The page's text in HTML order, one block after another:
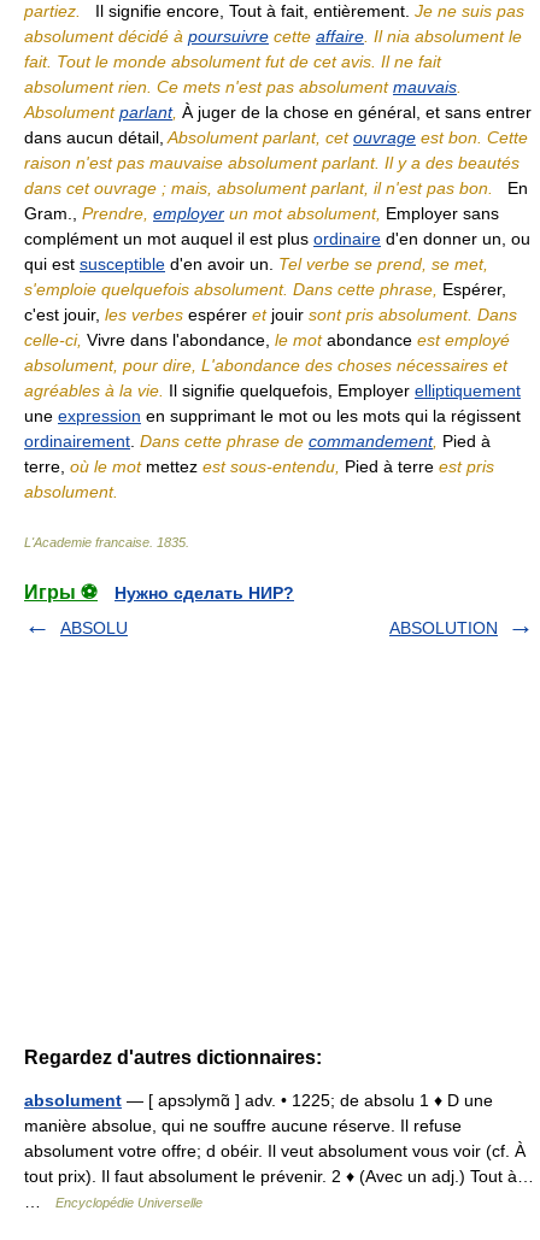
partiez.
Il signifie encore, Tout à fait, entièrement. Je ne suis pas
absolument décidé à poursuivre cette affaire . Il nia absolument le
fait. Tout le monde absolument fut de cet avis. Il ne fait
absolument rien. Ce mets n'est pas absolumentmauvais
Absolumentparlant, À juger de la chose en général, et sans entrer
dans aucun détail, Absolument parlant, cetouvrage est bon. Cette
raison n'est pas mauvaise absolument parlant. Il y a des beautés
dans cet ouvrage ; mais, absolument parlant, il n'est pas bon.
En
Gram.,
Prendre, employer un mot absolument, Employer sans
complément un mot auquel il est plus ordinaire d'en donner un, ou
qui est susceptible d'en avoir un.
Tel verbe se prend, se met,
s'emploie quelquefois absolument. Dans cette phrase, Espérer,
c'est jouir, les verbes espérer et jouir sont pris absolument. Dans
celle-ci, Vivre dans l'abondance, le mot abondance est employé
absolument, pour dire, L'abondance des choses nécessaires et
agréables à la vie. Il signifie quelquefois, Employer elliptiquement
une expression en supprimant le mot ou les mots qui la régissent
ordinairement Dans cette phrase de commandement, Pied à
terre, où le mot mettez est sous-entendu, Pied à terre est pris
absolument.
L'Academie francaise 1835
Игры ⚽
Нужно сделать НИР?
ABSOLU
ABSOLUTION
Regardez d'autres dictionnaires:
absolument — [ apsɔlymɑ̃ ] adv. • 1225; de absolu 1 ♦ D une
manière absolue, qui ne souffre aucune réserve. Il refuse
absolument votre offre; d obéir. Il veut absolument vous voir (cf. À
tout prix). Il faut absolument le prévenir. 2 ♦ (Avec un adj.) Tout à…
Encyclopédie Universelle